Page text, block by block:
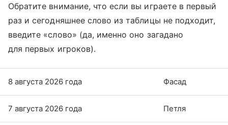
Обратите внимание, что если вы играете в первый
раз и сегодняшнее слово из таблицы не подходит,
введите «слово» (да, именно оно загадано
для первых игроков).
8 августа 2026 года Фасад
7 августа 2026 года Петля